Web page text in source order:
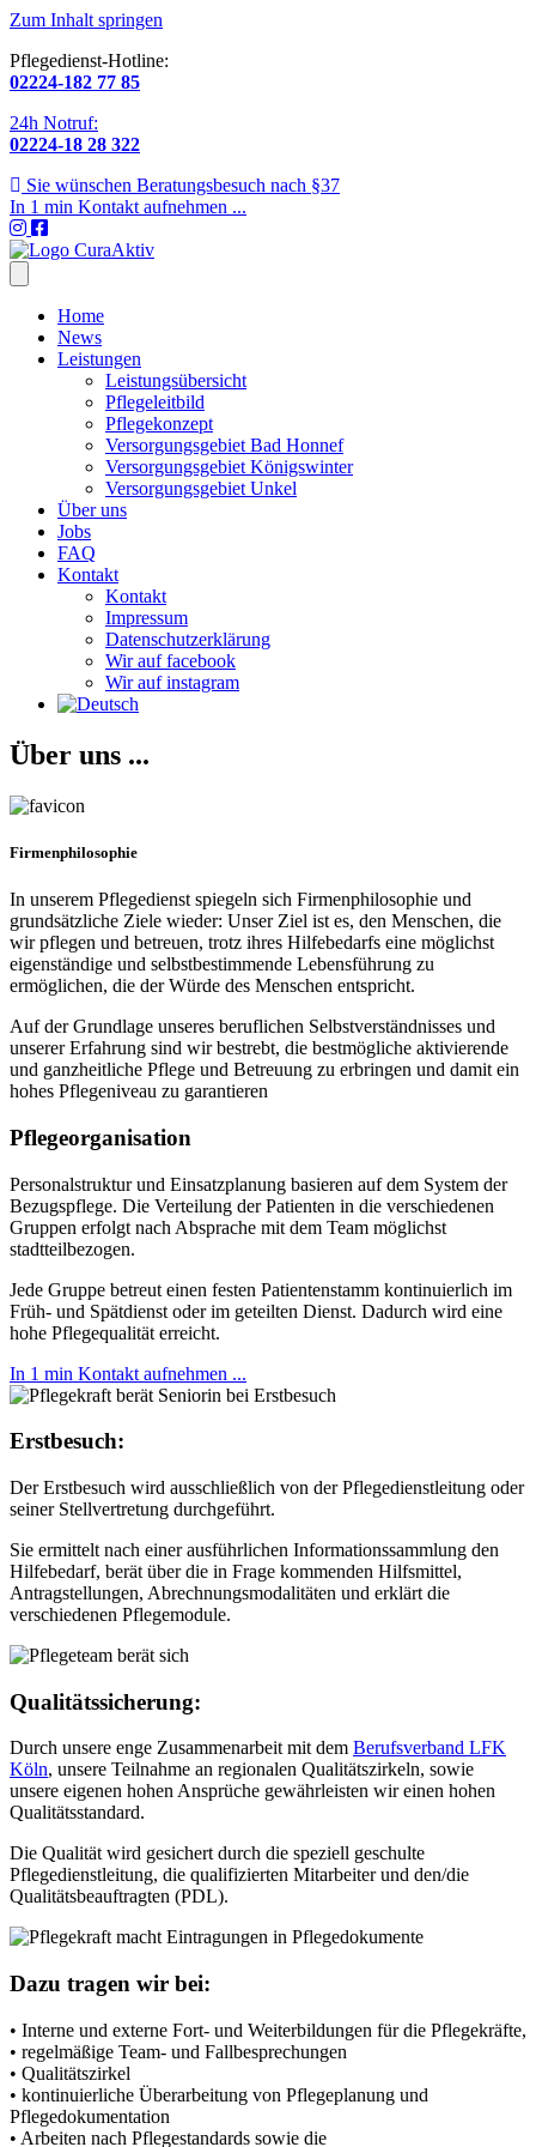
Zum Inhalt springen
Pflegedienst-Hotline:
02224-182 77 85
24h Notruf:
02224-18 28 322
Sie wünschen Beratungsbesuch nach §37
In 1 min Kontakt aufnehmen ...
Home
News
Leistungen
Leistungsübersicht
Pflegeleitbild
Pflegekonzept
Versorgungsgebiet Bad Honnef
Versorgungsgebiet Königswinter
Versorgungsgebiet Unkel
Über uns
Jobs
FAQ
Kontakt
Kontakt
Impressum
Datenschutzerklärung
Wir auf facebook
Wir auf instagram
Über uns ...
Firmenphilosophie
In unserem Pflegedienst spiegeln sich Firmenphilosophie und
grundsätzliche Ziele wieder: Unser Ziel ist es, den Menschen, die
wir pflegen und betreuen, trotz ihres Hilfebedarfs eine möglichst
eigenständige und selbstbestimmende Lebensführung zu
ermöglichen, die der Würde des Menschen entspricht.
Auf der Grundlage unseres beruflichen Selbstverständnisses und
unserer Erfahrung sind wir bestrebt, die bestmögliche aktivierende
und ganzheitliche Pflege und Betreuung zu erbringen und damit ein
hohes Pflegeniveau zu garantieren
Pflegeorganisation
Personalstruktur und Einsatzplanung basieren auf dem System der
Bezugspflege. Die Verteilung der Patienten in die verschiedenen
Gruppen erfolgt nach Absprache mit dem Team möglichst
stadtteilbezogen.
Jede Gruppe betreut einen festen Patientenstamm kontinuierlich im
Früh- und Spätdienst oder im geteilten Dienst. Dadurch wird eine
hohe Pflegequalität erreicht.
In 1 min Kontakt aufnehmen ...
Erstbesuch:
Der Erstbesuch wird ausschließlich von der Pflegedienstleitung oder
seiner Stellvertretung durchgeführt.
Sie ermittelt nach einer ausführlichen Informationssammlung den
Hilfebedarf, berät über die in Frage kommenden Hilfsmittel,
Antragstellungen, Abrechnungsmodalitäten und erklärt die
verschiedenen Pflegemodule.
Qualitätssicherung:
Durch unsere enge Zusammenarbeit mit dem Berufsverband LFK
Köln, unsere Teilnahme an regionalen Qualitätszirkeln, sowie
unsere eigenen hohen Ansprüche gewährleisten wir einen hohen
Qualitätsstandard.
Die Qualität wird gesichert durch die speziell geschulte
Pflegedienstleitung, die qualifizierten Mitarbeiter und den/die
Qualitätsbeauftragten (PDL).
Dazu tragen wir bei:
• Interne und externe Fort- und Weiterbildungen für die Pflegekräfte,
• regelmäßige Team- und Fallbesprechungen
• Qualitätszirkel
• kontinuierliche Überarbeitung von Pflegeplanung und
Pflegedokumentation
• Arbeiten nach Pflegestandards sowie die